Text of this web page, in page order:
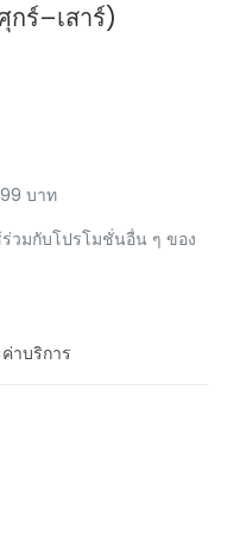
กร์–เสาร์)
บาท
วมกับโปรโมชั่นอื่น ๆ ของ
าบริการ